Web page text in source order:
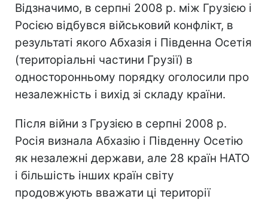
Відзначимо, в серпні 2008 р. між Грузією і
Росією відбувся військовий конфлікт, в
результаті якого Абхазія і Південна Осетія
(територіальні частини Грузії) в
односторонньому порядку оголосили про
незалежність і вихід зі складу країни.
Після війни з Грузією в серпні 2008 р.
Росія визнала Абхазію і Південну Осетію
як незалежні держави, але 28 країн НАТО
і більшість інших країн світу
продовжують вважати ці території